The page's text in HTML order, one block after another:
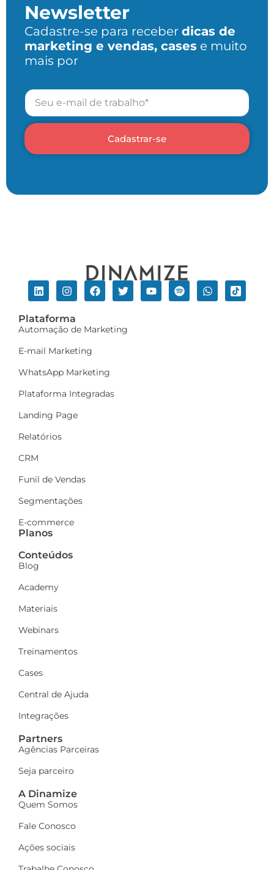
Newsletter
Cadastre-se para receber dicas de
marketing e vendas, cases e muito
mais por
Cadastrar-se
Plataforma
Automação de Marketing
E-mail Marketing
WhatsApp Marketing
Plataforma Integradas
Landing Page
Relatórios
CRM
Funil de Vendas
Segmentações
E-commerce
Planos
Conteúdos
Blog
Academy
Materiais
Webinars
Treinamentos
Cases
Central de Ajuda
Integrações
Partners
Agências Parceiras
Seja parceiro
A Dinamize
Quem Somos
Fale Conosco
Ações sociais